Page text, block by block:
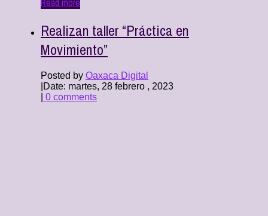
Realizan taller “Práctica en
Movimiento”
Posted by Oaxaca Digital
Date: martes, 28 febrero , 2023
0 comments